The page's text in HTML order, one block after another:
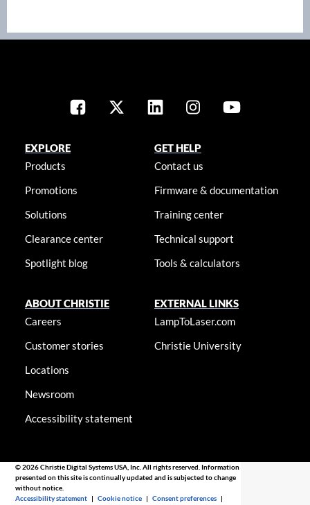
EXPLORE
Products
Promotions
Solutions
Clearance center
Spotlight blog
GET HELP
Contact us
Firmware & documentation
Training center
Technical support
Tools & calculators
ABOUT CHRISTIE
Careers
Customer stories
Locations
Newsroom
Accessibility statement
EXTERNAL LINKS
LampToLaser.com
Christie University
© 2026 Christie Digital Systems USA, Inc. All rights reserved. Information
presented on this site is continually updated and is subjected to change
without notice.
Accessibility statement |Cookie notice |Consent preferences |